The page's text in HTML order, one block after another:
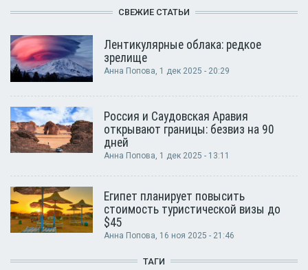
СВЕЖИЕ СТАТЬИ
Лентикулярные облака: редкое
зрелище
Анна Попова, 1 дек 2025 - 20:29
Россия и Саудовская Аравия
открывают границы: безвиз на 90
дней
Анна Попова, 1 дек 2025 - 13:11
Египет планирует повысить
стоимость туристической визы до
$45
Анна Попова, 16 ноя 2025 - 21:46
ТАГИ